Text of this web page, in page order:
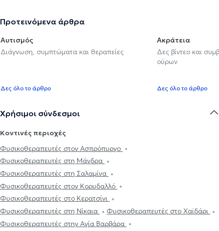
Προτεινόμενα άρθρα
Αυτισμός
Διάγνωση, συμπτώματα και θεραπείες
Δες όλο το άρθρο
Ακράτεια
Δες βίντεο και
ούρων
Δες όλο το άρθρο
Χρήσιμοι σύνδεσμοι
Κοντινές περιοχές
Φυσικοθεραπευτές στον Ασπρόπυργο
Φυσικοθεραπευτές στη Μάνδρα
Φυσικοθεραπευτές στη Σαλαμίνα
Φυσικοθεραπευτές στον Κορυδαλλό
Φυσικοθεραπευτές στο Κερατσίνι
Φυσικοθεραπευτές στη Νίκαια
Φυσικοθεραπευτές στο Χαϊδάρι
Φυσικοθεραπευτές στην Αγία Βαρβάρα